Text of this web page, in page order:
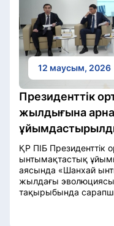
12 маусым, 2026
Президенттік
жылдығына
ҚР ПІБ Президенттік
ынтымақтастық
аясында «Шанхай
жылдағы
тақырыбында